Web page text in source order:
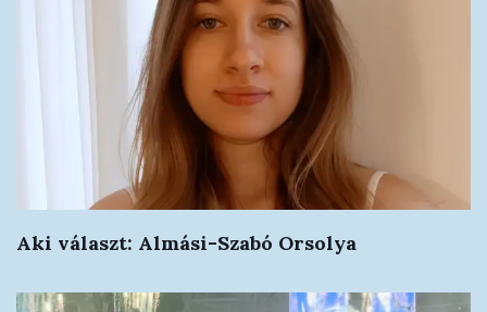
Aki választ: Almási-Szabó Orsolya